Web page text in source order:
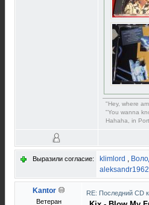
"Hey, where
"You wanna
Hahaha, in
Выразили согласие: klimlord ,
aleksandr1962
Kantor
Ветеран
RE: Последний CD